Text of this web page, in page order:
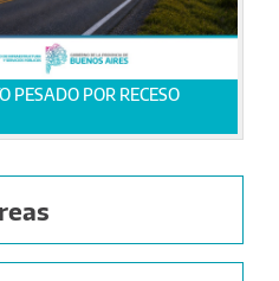
PESADO POR RECESO